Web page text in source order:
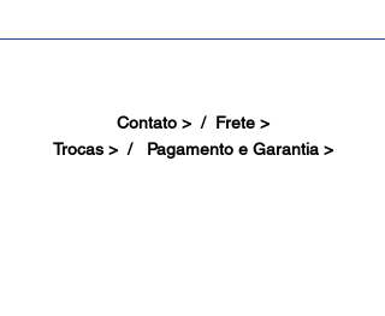
Contato > / Frete >
Trocas > / Pagamento e Garantia >